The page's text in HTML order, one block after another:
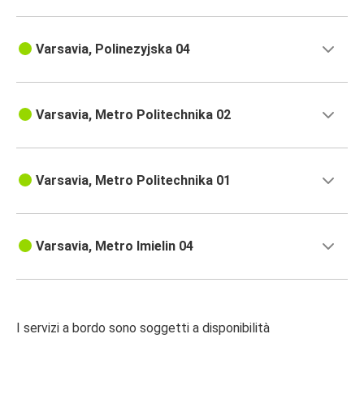
Varsavia, Polinezyjska 04
Varsavia, Metro Politechnika 02
Varsavia, Metro Politechnika 01
Varsavia, Metro Imielin 04
I servizi a bordo sono soggetti a disponibilità